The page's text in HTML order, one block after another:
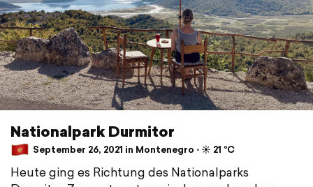
Nationalpark Durmitor
September 26, 2021 in Montenegro ⋅ ☀️ 21 °C
Heute ging es Richtung des Nationalparks